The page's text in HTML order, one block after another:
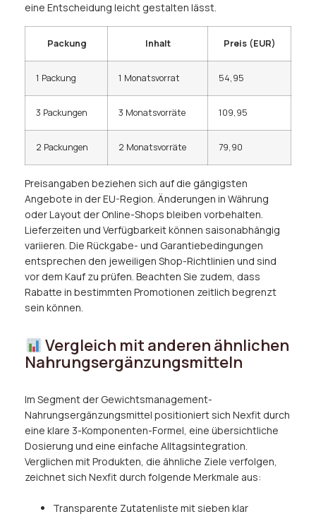
eine Entscheidung leicht gestalten lässt.
Packung Inhalt Preis (EUR)
1 Packung 1 Monatsvorrat 54,95
3 Packungen 3 Monatsvorräte 109,95
2 Packungen 2 Monatsvorräte 79,90
Preisangaben beziehen sich auf die gängigsten
Angebote in der EU-Region. Änderungen in Währung
oder Layout der Online-Shops bleiben vorbehalten.
Lieferzeiten und Verfügbarkeit können saisonabhängig
variieren. Die Rückgabe- und Garantiebedingungen
entsprechen den jeweiligen Shop-Richtlinien und sind
vor dem Kauf zu prüfen. Beachten Sie zudem, dass
Rabatte in bestimmten Promotionen zeitlich begrenzt
sein können.
Vergleich mit anderen ähnlichen
Nahrungsergänzungsmitteln
Im Segment der Gewichtsmanagement-
Nahrungsergänzungsmittel positioniert sich Nexfit durch
eine klare 3-Komponenten-Formel, eine übersichtliche
Dosierung und eine einfache Alltagsintegration.
Verglichen mit Produkten, die ähnliche Ziele verfolgen,
zeichnet sich Nexfit durch folgende Merkmale aus:
Transparente Zutatenliste mit sieben klar